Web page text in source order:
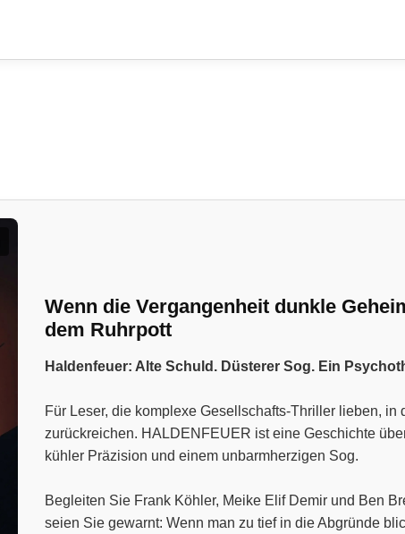
Wenn die Vergangenheit dunkle
dem Ruhrpott
Haldenfeuer: Alte Schuld. Düsterer Sog. Ein
Für Leser, die komplexe Gesellschafts-Thriller lieben,
zurückreichen. HALDENFEUER ist eine Geschichte
kühler Präzision und einem unbarmherzigen Sog.
Begleiten Sie Frank Köhler, Meike Elif Demir und Ben
seien Sie gewarnt: Wenn man zu tief in die Abgründe